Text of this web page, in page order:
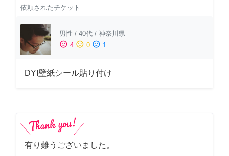
依頼されたチケット
男性 / 40代 / 神奈川県
sentiment_satisfied 4 sentiment_neutral 0 sentiment_dissatisfied 1
DYI壁紙シール貼り付け
有り難うございました。